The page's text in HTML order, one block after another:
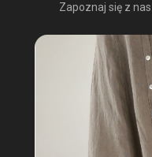
Zapoznaj się z